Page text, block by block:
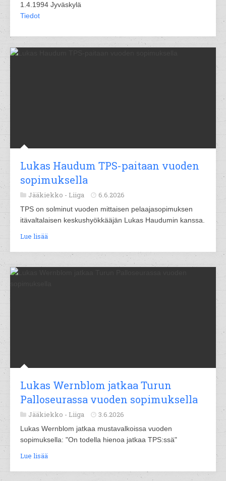
1.4.1994 Jyväskylä
Tiedot
Lukas Haudum TPS-paitaan vuoden
sopimuksella
Jääkiekko - Liiga 6.6.2026
TPS on solminut vuoden mittaisen pelaajasopimuksen
itävaltalaisen keskushyökkääjän Lukas Haudumin kanssa.
Lue lisää
Lukas Wernblom jatkaa Turun
Palloseurassa vuoden sopimuksella
Jääkiekko - Liiga 3.6.2026
Lukas Wernblom jatkaa mustavalkoissa vuoden
sopimuksella: "On todella hienoa jatkaa TPS:ssä"
Lue lisää